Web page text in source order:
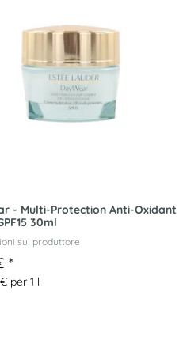
- Multi-Protection Anti-Oxidant
30ml
sul produttore
*
per 1 l